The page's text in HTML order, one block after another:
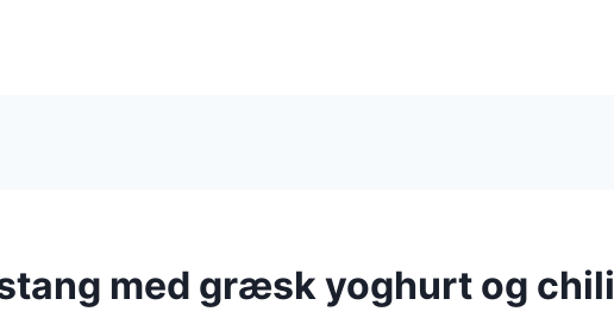
med græsk yoghurt og chili